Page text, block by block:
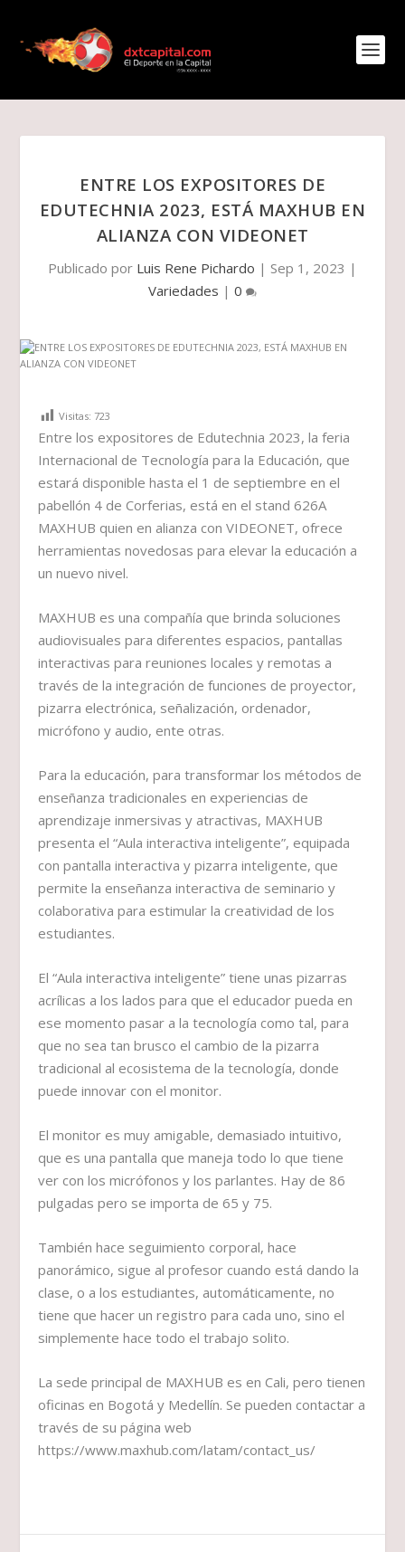
ENTRE LOS EXPOSITORES DE
EDUTECHNIA 2023, ESTÁ MAXHUB EN
ALIANZA CON VIDEONET
Publicado por Luis Rene Pichardo | Sep 1, 2023 |
Variedades | 0
Visitas: 723
Entre los expositores de Edutechnia 2023, la feria
Internacional de Tecnología para la Educación, que
estará disponible hasta el 1 de septiembre en el
pabellón 4 de Corferias, está en el stand 626A
MAXHUB quien en alianza con VIDEONET, ofrece
herramientas novedosas para elevar la educación a
un nuevo nivel.
MAXHUB es una compañía que brinda soluciones
audiovisuales para diferentes espacios, pantallas
interactivas para reuniones locales y remotas a
través de la integración de funciones de proyector,
pizarra electrónica, señalización, ordenador,
micrófono y audio, ente otras.
Para la educación, para transformar los métodos de
enseñanza tradicionales en experiencias de
aprendizaje inmersivas y atractivas, MAXHUB
presenta el “Aula interactiva inteligente”, equipada
con pantalla interactiva y pizarra inteligente, que
permite la enseñanza interactiva de seminario y
colaborativa para estimular la creatividad de los
estudiantes.
El “Aula interactiva inteligente” tiene unas pizarras
acrílicas a los lados para que el educador pueda en
ese momento pasar a la tecnología como tal, para
que no sea tan brusco el cambio de la pizarra
tradicional al ecosistema de la tecnología, donde
puede innovar con el monitor.
El monitor es muy amigable, demasiado intuitivo,
que es una pantalla que maneja todo lo que tiene
ver con los micrófonos y los parlantes. Hay de 86
pulgadas pero se importa de 65 y 75.
También hace seguimiento corporal, hace
panorámico, sigue al profesor cuando está dando la
clase, o a los estudiantes, automáticamente, no
tiene que hacer un registro para cada uno, sino el
simplemente hace todo el trabajo solito.
La sede principal de MAXHUB es en Cali, pero tienen
oficinas en Bogotá y Medellín. Se pueden contactar a
través de su página web
https://www.maxhub.com/latam/contact_us/